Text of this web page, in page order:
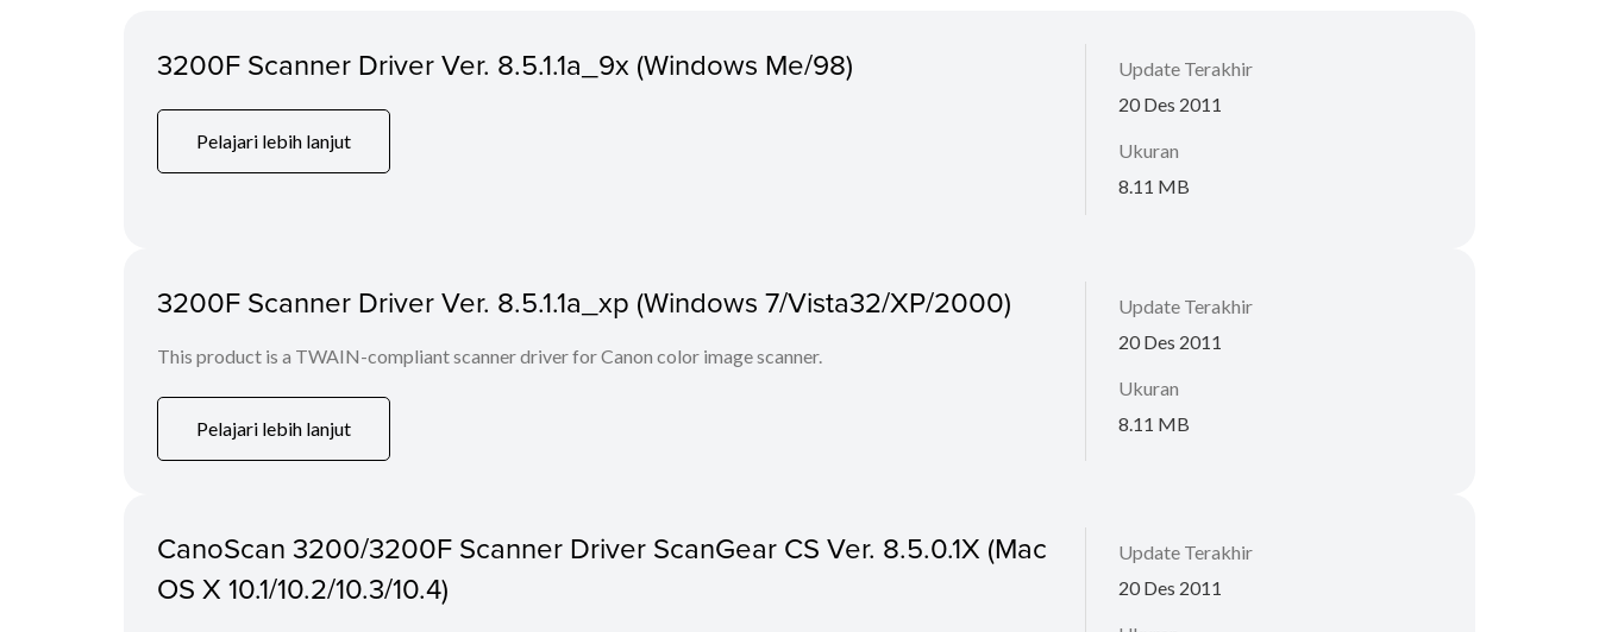
3200F Scanner Driver Ver. 8.5.1.1a_9x (Windows Me/98)
Pelajari lebih lanjut
Update Terakhir
20 Des 2011
Ukuran
8.11 MB
3200F Scanner Driver Ver. 8.5.1.1a_xp (Windows 7/Vista32/XP/2000)
This product is a TWAIN-compliant scanner driver for Canon color image scanner.
Pelajari lebih lanjut
Update Terakhir
20 Des 2011
Ukuran
8.11 MB
CanoScan 3200/3200F Scanner Driver ScanGear CS Ver. 8.5.0.1X (Mac
OS X 10.1/10.2/10.3/10.4)
Update Terakhir
20 Des 2011